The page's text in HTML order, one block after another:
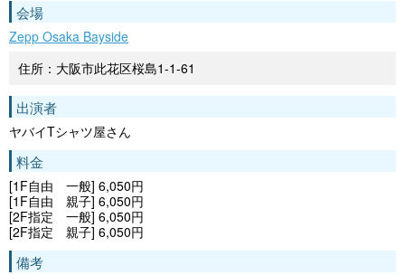
会場
Zepp Osaka Bayside
住所：大阪市此花区桜島1-1-61
出演者
ヤバイTシャツ屋さん
料金
[1F自由 一般] 6,050円
[1F自由 親子] 6,050円
[2F指定 一般] 6,050円
[2F指定 親子] 6,050円
備考